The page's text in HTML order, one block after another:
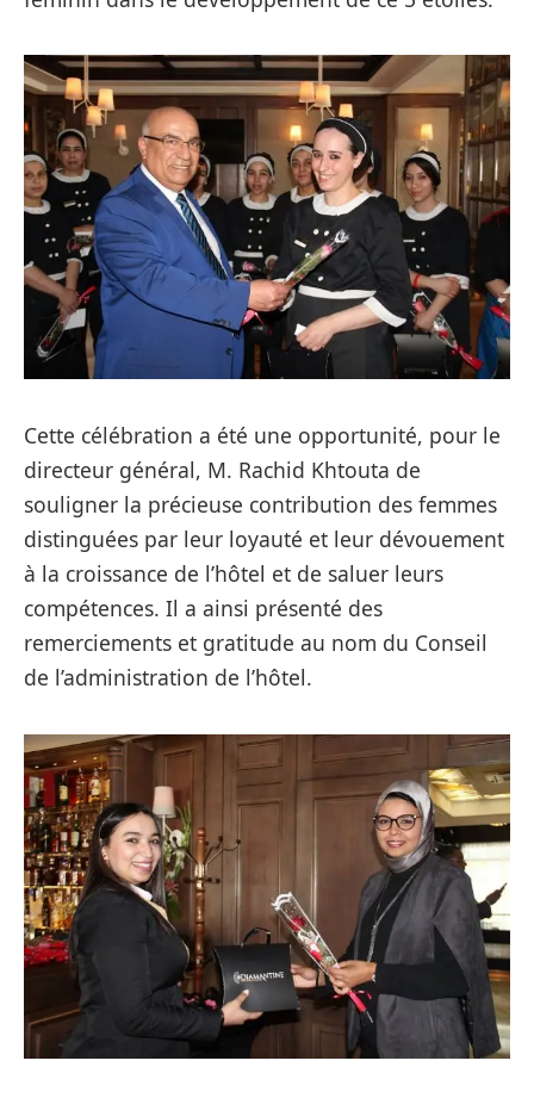
Cette célébration a été une opportunité, pour le
directeur général, M. Rachid Khtouta de
souligner la précieuse contribution des femmes
distinguées par leur loyauté et leur dévouement
à la croissance de l’hôtel et de saluer leurs
compétences. Il a ainsi présenté des
remerciements et gratitude au nom du Conseil
de l’administration de l’hôtel.